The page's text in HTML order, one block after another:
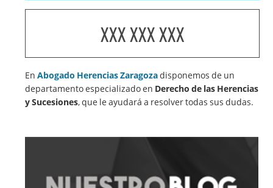
XXX XXX XXX
EnAbogado Herencias Zaragozadisponemos de un
departamento especializado en Derecho de las Herencias
y Sucesiones, que le ayudará a resolver todas sus dudas.